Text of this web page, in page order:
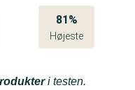
81%
Højeste
i testen.